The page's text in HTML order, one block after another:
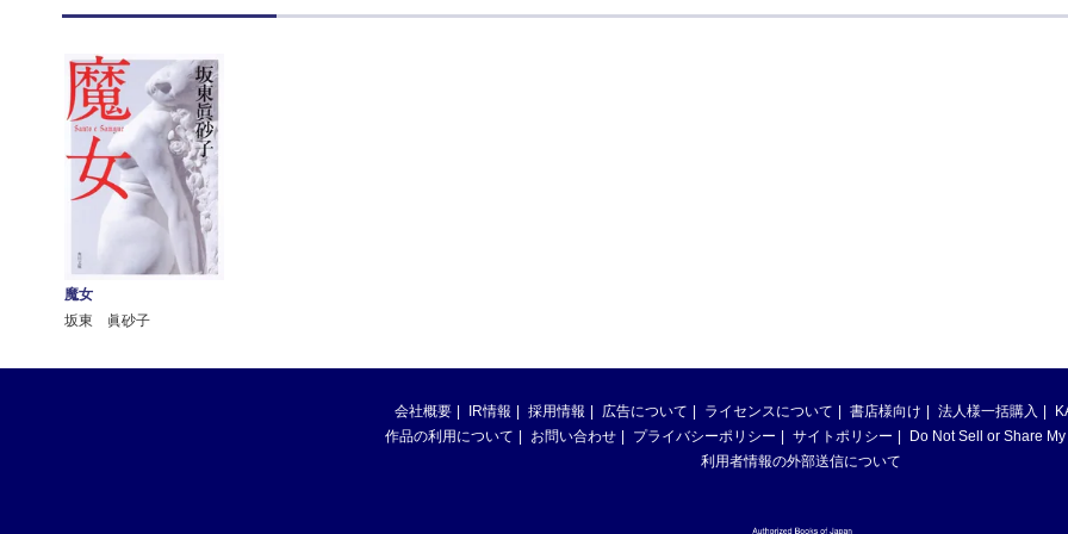
魔女
坂東 眞砂子
会社概要 IR情報 採用情報 広告について ライセンスについて 書店様向け 法人様一括購入
作品の利用について
お問い合わせ プライバシーポリシー サイトポリシー
Do Not Sell or Share
利用者情報の外部送信について